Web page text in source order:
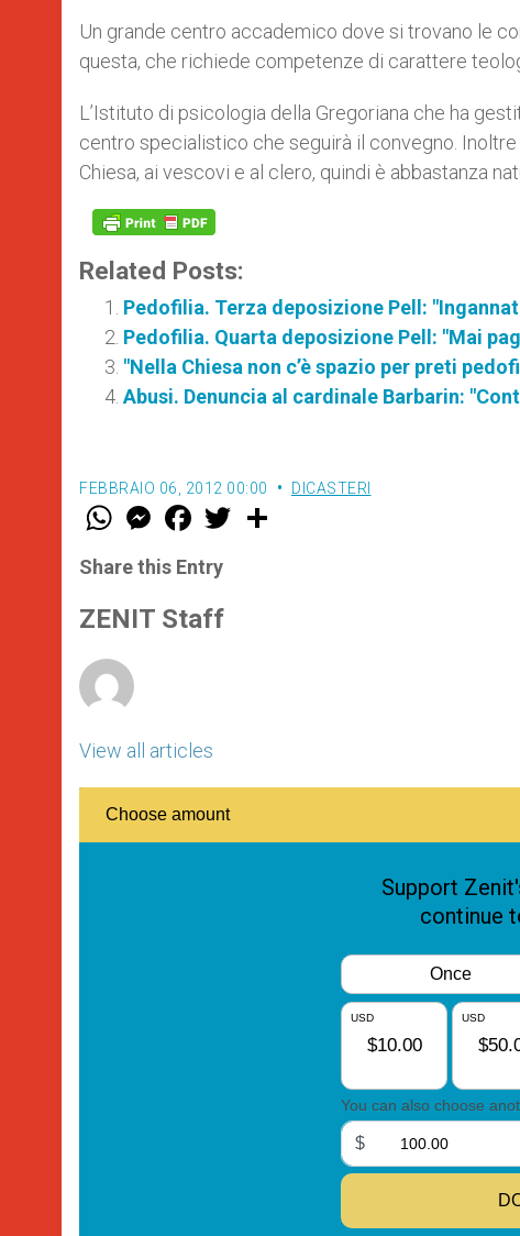
Un grande centro accademico dove si trovano le
questa, che richiede competenze di carattere
L’Istituto di psicologia della Gregoriana che ha
centro specialistico che seguirà il convegno.
Chiesa, ai vescovi e al clero, quindi è abbastanza
Related Posts:
Pedofilia. Terza deposizione Pell:
Pedofilia. Quarta deposizione Pell: "Mai
"Nella Chiesa non c’è spazio per preti
Abusi. Denuncia al cardinale Barbarin:
FEBBRAIO 06, 2012 00:00 DICASTERI
W
t
s
p
p
M
e
s
e
g
e
F
a
e
b
o
k
w
Share this Entry
ZENIT Staff
View all articles